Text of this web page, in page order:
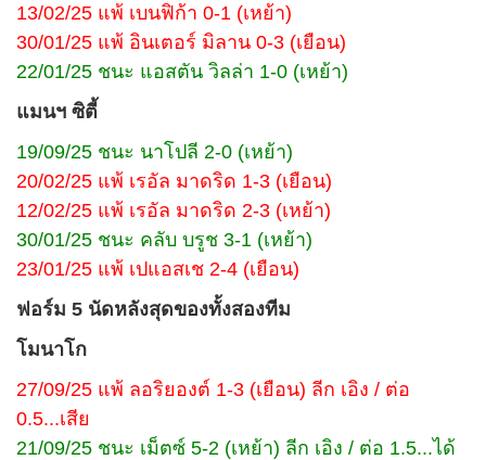
13/02/25 แพ้ เบนฟิก้า 0-1 (เหย้า)
30/01/25 แพ้ อินเตอร์ มิลาน 0-3 (เยือน)
22/01/25 ชนะ แอสตัน วิลล่า 1-0 (เหย้า)
แมนฯ ซิตี้
19/09/25 ชนะ นาโปลี 2-0 (เหย้า)
20/02/25 แพ้ เรอัล มาดริด 1-3 (เยือน)
12/02/25 แพ้ เรอัล มาดริด 2-3 (เหย้า)
30/01/25 ชนะ คลับ บรูช 3-1 (เหย้า)
23/01/25 แพ้ เปแอสเช 2-4 (เยือน)
ฟอร์ม 5 นัดหลังสุดของทั้งสองทีม
โมนาโก
27/09/25 แพ้ ลอริยองต์ 1-3 (เยือน) ลีก เอิง / ต่อ
0.5...เสีย
21/09/25 ชนะ เม็ตซ์ 5-2 (เหย้า) ลีก เอิง / ต่อ 1.5...ได้